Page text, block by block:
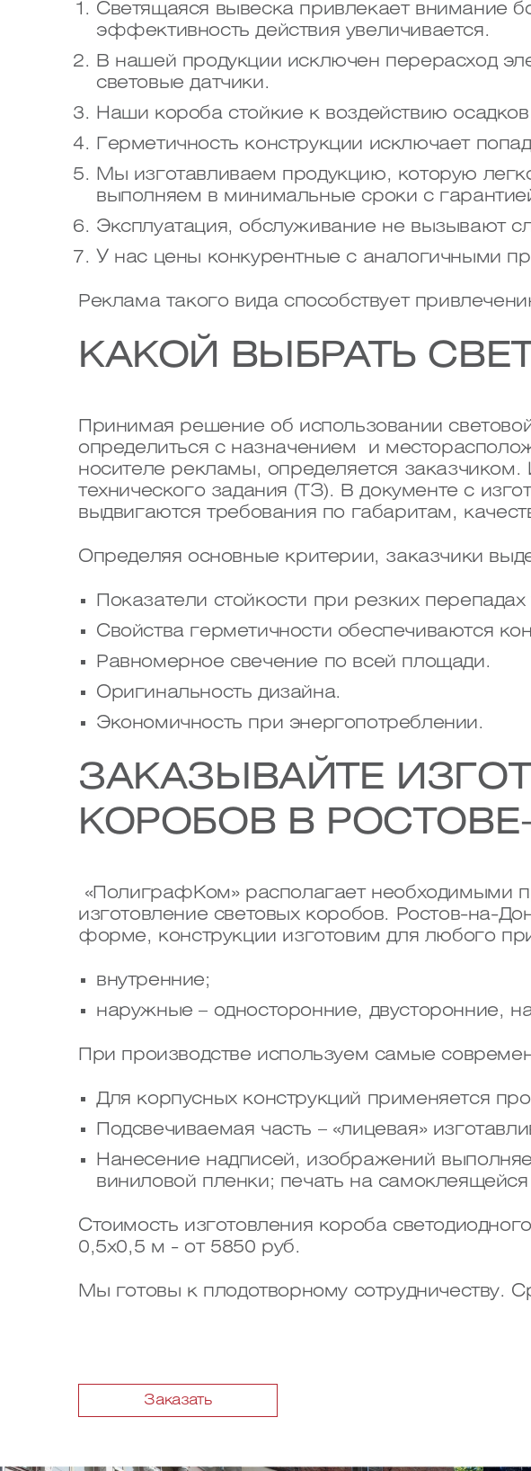
Светящаяся вывеска привлекает внимание
эффективность действия увеличивается.
В нашей продукции исключен перерасход
световые датчики.
Наши короба стойкие к воздействию
Герметичность конструкции исключает
Мы изготавливаем продукцию, которую
выполняем в минимальные сроки с
Эксплуатация, обслуживание не вызывают
У нас цены конкурентные с аналогичными
Реклама такого вида способствует
КАКОЙ ВЫБРАТЬ
Принимая решение об использовании
определиться с назначением и
носителе рекламы, определяется заказчиком.
технического задания (ТЗ). В документе с
выдвигаются требования по габаритам,
Определяя основные критерии, заказчики
Показатели стойкости при резких
Свойства герметичности обеспечиваются
Равномерное свечение по всей площади.
Оригинальность дизайна.
Экономичность при энергопотреблении.
ЗАКАЗЫВАЙТЕ
КОРОБОВ В
«ПолиграфКом» располагает необходимыми
изготовление световых коробов. Ростов-на-
форме, конструкции изготовим для любого
внутренние;
наружные – односторонние, двусторонние,
При производстве используем самые
Для корпусных конструкций применяется
Подсвечиваемая часть – «лицевая»
Нанесение надписей, изображений
виниловой пленки; печать на
Стоимость изготовления короба
0,5х0,5 м - от 5850 руб.
Мы готовы к плодотворному сотрудничеству.
Заказать